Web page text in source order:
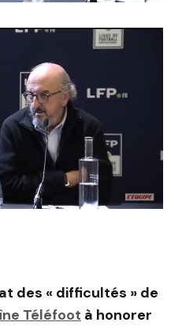
des « difficultés » de
Téléfoot à honorer